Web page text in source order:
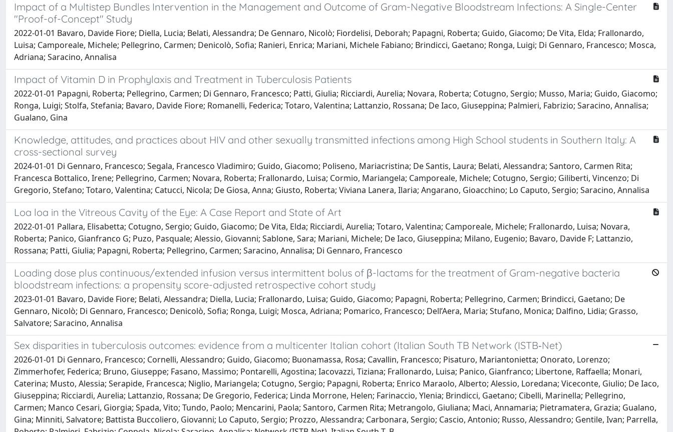
Impact of a Multistep Bundles Intervention in the Management and Outcome of Gram-Negative Bloodstream Infections: A Single-Center
"Proof-of-Concept" Study
2022-01-01 Bavaro, Davide Fiore; Diella, Lucia; Belati, Alessandra; De Gennaro, Nicolò; Fiordelisi, Deborah; Papagni, Roberta; Guido, Giacomo; De Vita, Elda; Frallonardo,
Luisa; Camporeale, Michele; Pellegrino, Carmen; Denicolò, Sofia; Ranieri, Enrica; Mariani, Michele Fabiano; Brindicci, Gaetano; Ronga, Luigi; Di Gennaro, Francesco; Mosca,
Adriana; Saracino, Annalisa
Impact of Vitamin D in Prophylaxis and Treatment in Tuberculosis Patients
2022-01-01 Papagni, Roberta; Pellegrino, Carmen; Di Gennaro, Francesco; Patti, Giulia; Ricciardi, Aurelia; Novara, Roberta; Cotugno, Sergio; Musso, Maria; Guido, Giacomo;
Ronga, Luigi; Stolfa, Stefania; Bavaro, Davide Fiore; Romanelli, Federica; Totaro, Valentina; Lattanzio, Rossana; De Iaco, Giuseppina; Palmieri, Fabrizio; Saracino, Annalisa;
Gualano, Gina
Knowledge, attitudes, and practices about HIV and other sexually transmitted infections among High School students in Southern Italy: A
cross-sectional survey
2024-01-01 Di Gennaro, Francesco; Segala, Francesco Vladimiro; Guido, Giacomo; Poliseno, Mariacristina; De Santis, Laura; Belati, Alessandra; Santoro, Carmen Rita;
Francesca Bottalico, Irene; Pellegrino, Carmen; Novara, Roberta; Frallonardo, Luisa; Cormio, Mariangela; Camporeale, Michele; Cotugno, Sergio; Giliberti, Vincenzo; Di
Gregorio, Stefano; Totaro, Valentina; Catucci, Nicola; De Giosa, Anna; Giusto, Roberta; Viviana Lanera, Ilaria; Angarano, Gioacchino; Lo Caputo, Sergio; Saracino, Annalisa
Loa loa in the Vitreous Cavity of the Eye: A Case Report and State of Art
2022-01-01 Pallara, Elisabetta; Cotugno, Sergio; Guido, Giacomo; De Vita, Elda; Ricciardi, Aurelia; Totaro, Valentina; Camporeale, Michele; Frallonardo, Luisa; Novara,
Roberta; Panico, Gianfranco G; Puzo, Pasquale; Alessio, Giovanni; Sablone, Sara; Mariani, Michele; De Iaco, Giuseppina; Milano, Eugenio; Bavaro, Davide F; Lattanzio,
Rossana; Patti, Giulia; Papagni, Roberta; Pellegrino, Carmen; Saracino, Annalisa; Di Gennaro, Francesco
Loading dose plus continuous/extended infusion versus intermittent bolus of β-lactams for the treatment of Gram-negative bacteria
bloodstream infections: a propensity score-adjusted retrospective cohort study
2023-01-01 Bavaro, Davide Fiore; Belati, Alessandra; Diella, Lucia; Frallonardo, Luisa; Guido, Giacomo; Papagni, Roberta; Pellegrino, Carmen; Brindicci, Gaetano; De
Gennaro, Nicolò; Di Gennaro, Francesco; Denicolò, Sofia; Ronga, Luigi; Mosca, Adriana; Pomarico, Francesco; Dell’Aera, Maria; Stufano, Monica; Dalfino, Lidia; Grasso,
Salvatore; Saracino, Annalisa
Sex disparities in tuberculosis outcomes: evidence from a multicenter Italian cohort (Italian South TB Network (ISTB‐Net)
2026-01-01 Di Gennaro, Francesco; Cornelli, Alessandro; Guido, Giacomo; Buonamassa, Rosa; Cavallin, Francesco; Pisaturo, Mariantonietta; Onorato, Lorenzo;
Zimmerhofer, Federica; Bruno, Giuseppe; Fasano, Massimo; Pontarelli, Agostina; Iacovazzi, Tiziana; Frallonardo, Luisa; Panico, Gianfranco; Libertone, Raffaella; Monari,
Caterina; Musto, Alessia; Serapide, Francesca; Niglio, Mariangela; Cotugno, Sergio; Papagni, Roberta; Enrico Maraolo, Alberto; Alessio, Loredana; Viceconte, Giulio; De Iaco,
Giuseppina; Ricciardi, Aurelia; Lattanzio, Rossana; De Gregorio, Federica; Linda Morrone, Helen; Farinaccio, Ylenia; Brindicci, Gaetano; Cibelli, Marinella; Pellegrino,
Carmen; Manco Cesari, Giorgia; Spada, Vito; Tundo, Paolo; Mencarini, Paola; Santoro, Carmen Rita; Metrangolo, Giuliana; Maci, Annamaria; Pietramatera, Grazia; Gualano,
Gina; Minniti, Salvatore; Battista Buccoliero, Giovanni; Lo Caputo, Sergio; Prozzo, Alessandra; Carbonara, Sergio; Cascio, Antonio; Russo, Alessandro; Gentile, Ivan; Parrella,